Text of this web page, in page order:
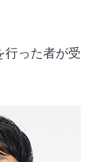
行った者が受